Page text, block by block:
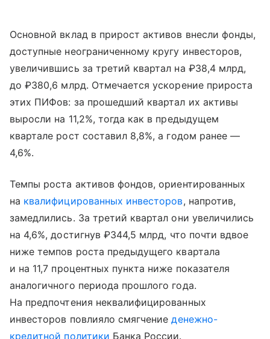
Основной вклад в прирост активов внесли фонды,
доступные неограниченному кругу инвесторов,
увеличившись за третий квартал на ₽38,4 млрд,
до ₽380,6 млрд. Отмечается ускорение прироста
этих ПИФов: за прошедший квартал их активы
выросли на 11,2%, тогда как в предыдущем
квартале рост составил 8,8%, а годом ранее —
4,6%.
Темпы роста активов фондов, ориентированных
на квалифицированных инвесторов, напротив,
замедлились. За третий квартал они увеличились
на 4,6%, достигнув ₽344,5 млрд, что почти вдвое
ниже темпов роста предыдущего квартала
и на 11,7 процентных пункта ниже показателя
аналогичного периода прошлого года.
На предпочтения неквалифицированных
инвесторов повлияло смягчениеденежно-
кредитной политики Банка России.